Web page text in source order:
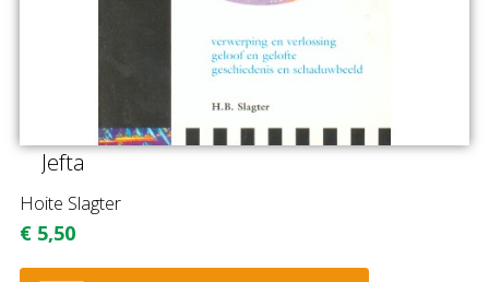
Jefta
Hoite Slagter
€ 5,50